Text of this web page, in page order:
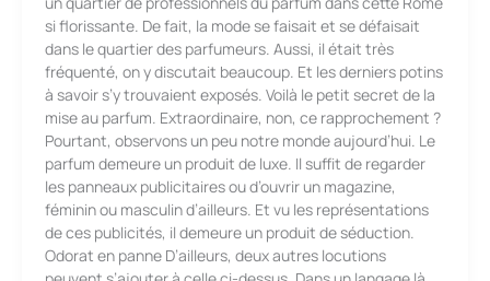
si florissante. De fait, la mode se faisait et se défaisait
dans le quartier des parfumeurs. Aussi, il était très
fréquenté, on y discutait beaucoup. Et les derniers potins
à savoir s’y trouvaient exposés. Voilà le petit secret de la
mise au parfum. Extraordinaire, non, ce rapprochement ?
Pourtant, observons un peu notre monde aujourd’hui. Le
parfum demeure un produit de luxe. Il suffit de regarder
les panneaux publicitaires ou d’ouvrir un magazine,
féminin ou masculin d’ailleurs. Et vu les représentations
de ces publicités, il demeure un produit de séduction.
Odorat en panne D’ailleurs, deux autres locutions